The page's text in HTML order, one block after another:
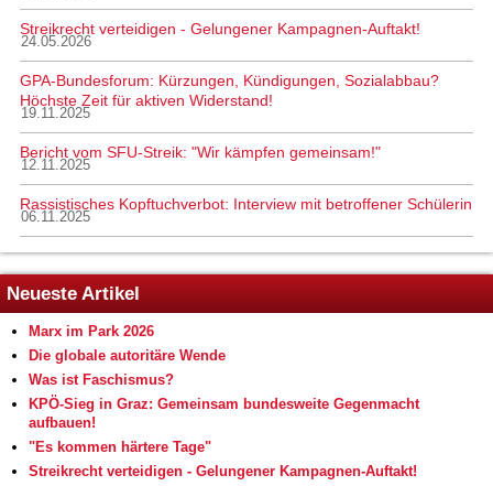
Streikrecht verteidigen - Gelungener Kampagnen-Auftakt!
24.05.2026
GPA-Bundesforum: Kürzungen, Kündigungen, Sozialabbau?
Höchste Zeit für aktiven Widerstand!
19.11.2025
Bericht vom SFU-Streik: "Wir kämpfen gemeinsam!"
12.11.2025
Rassistisches Kopftuchverbot: Interview mit betroffener Schülerin
06.11.2025
Neueste Artikel
Marx im Park 2026
Die globale autoritäre Wende
Was ist Faschismus?
KPÖ-Sieg in Graz: Gemeinsam bundesweite Gegenmacht
aufbauen!
"Es kommen härtere Tage"
Streikrecht verteidigen - Gelungener Kampagnen-Auftakt!